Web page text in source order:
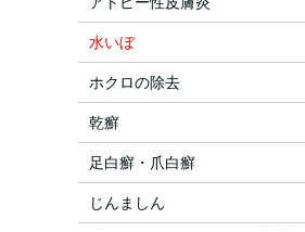
水いぼ
ホクロの除去
乾癬
足白癬・爪白癬
じんましん